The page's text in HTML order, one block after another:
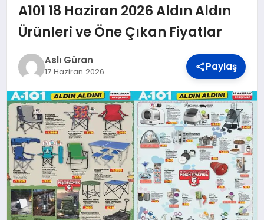
EKONOMI
DÜNYA
BILIM VE TEKNOLOJI
OTOMOBIL
KÜNYE
A101 18 Haziran 2026 Aldın Aldın
Ürünleri ve Öne Çıkan Fiyatlar
Aslı Güran
17 Haziran 2026 Paylaş